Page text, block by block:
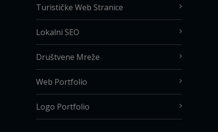
Turističke Web Stranice
Lokalni SEO
Društvene Mreže
Web Portfolio
Logo Portfolio